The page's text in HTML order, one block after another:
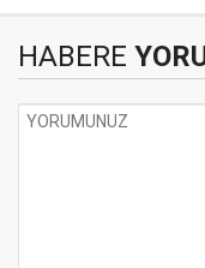
HABERE